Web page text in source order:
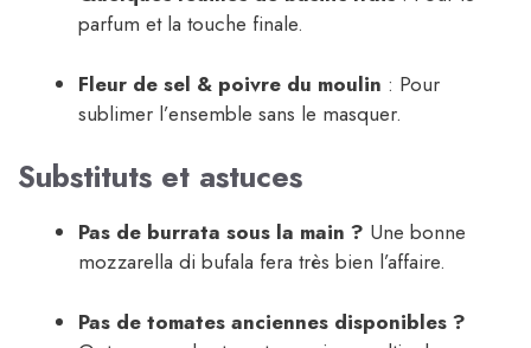
parfum et la touche finale.
Fleur de sel & poivre du moulin : Pour
sublimer l’ensemble sans le masquer.
Substituts et astuces
Pas de burrata sous la main ? Une bonne
mozzarella di bufala fera très bien l’affaire.
Pas de tomates anciennes disponibles ?